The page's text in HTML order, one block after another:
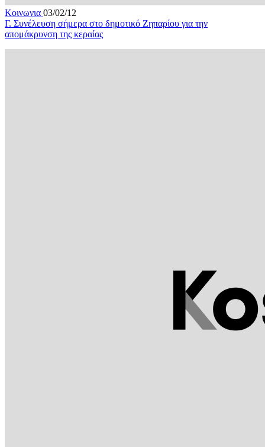
Κοινωνια 03/02/12
Γ. Συνέλευση σήμερα στο δημοτικό Ζηπαρίου για την
απομάκρυνση της κεραίας